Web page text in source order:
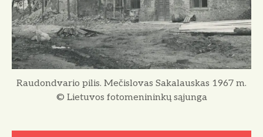
Raudondvario pilis. Mečislovas Sakalauskas 1967 m.
© Lietuvos fotomenininkų sąjunga